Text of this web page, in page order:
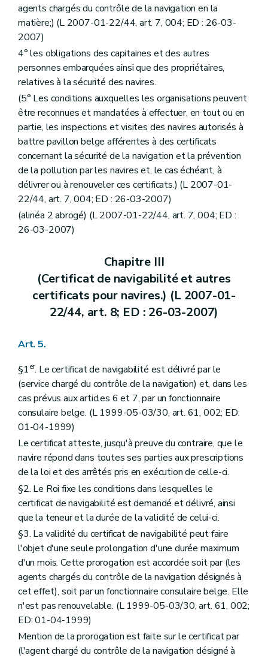
agents chargés du contrôle de la navigation en la
matière;) (L 2007-01-22/44, art. 7, 004; ED : 26-03-
2007)
4° les obligations des capitaines et des autres
personnes embarquées ainsi que des propriétaires,
relatives à la sécurité des navires.
(5° Les conditions auxquelles les organisations peuvent
être reconnues et mandatées à effectuer, en tout ou en
partie, les inspections et visites des navires autorisés à
battre pavillon belge afférentes à des certificats
concernant la sécurité de la navigation et la prévention
de la pollution par les navires et, le cas échéant, à
délivrer ou à renouveler ces certificats.) (L 2007-01-
22/44, art. 7, 004; ED : 26-03-2007)
(alinéa 2 abrogé) (L 2007-01-22/44, art. 7, 004; ED :
26-03-2007)
Chapitre III
(Certificat de navigabilité et autres
certificats pour navires.) (L 2007-01-
22/44, art. 8; ED : 26-03-2007)
Art. 5.
§1er. Le certificat de navigabilité est délivré par le
(service chargé du contrôle de la navigation) et, dans les
cas prévus aux articles 6 et 7, par un fonctionnaire
consulaire belge. (L 1999-05-03/30, art. 61, 002; ED:
01-04-1999)
Le certificat atteste, jusqu'à preuve du contraire, que le
navire répond dans toutes ses parties aux prescriptions
de la loi et des arrêtés pris en exécution de celle-ci.
§2. Le Roi fixe les conditions dans lesquelles le
certificat de navigabilité est demandé et délivré, ainsi
que la teneur et la durée de la validité de celui-ci.
§3. La validité du certificat de navigabilité peut faire
l'objet d'une seule prolongation d'une durée maximum
d'un mois. Cette prorogation est accordée soit par (les
agents chargés du contrôle de la navigation désignés à
cet effet), soit par un fonctionnaire consulaire belge. Elle
n'est pas renouvelable. (L 1999-05-03/30, art. 61, 002;
ED: 01-04-1999)
Mention de la prorogation est faite sur le certificat par
(l'agent chargé du contrôle de la navigation désigné à